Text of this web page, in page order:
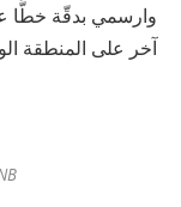
وارسمي بدقّة خطًّا
آخر على المنطقة